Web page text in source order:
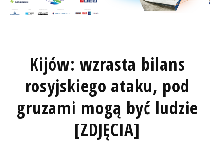
Kijów: wzrasta bilans
rosyjskiego ataku, pod
gruzami mogą być ludzie
[ZDJĘCIA]